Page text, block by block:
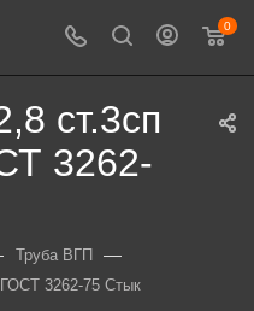
0
ст.3сп
3262-
Труба ВГП —
3262-75 Стык